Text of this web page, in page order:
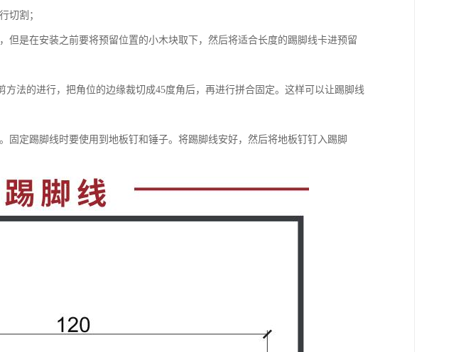
切割；
但是在安装之前要将预留位置的小木块取下，然后将适合长度的踢脚线卡进预留
法的进行，把角位的边缘裁切成45度角后，再进行拼合固定。这样可以让踢脚线
固定踢脚线时要使用到地板钉和锤子。将踢脚线安好，然后将地板钉钉入踢脚